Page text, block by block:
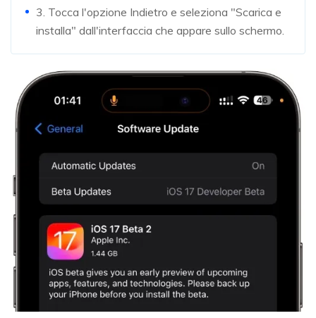
3. Tocca l'opzione Indietro e seleziona "Scarica e
installa" dall'interfaccia che appare sullo schermo.